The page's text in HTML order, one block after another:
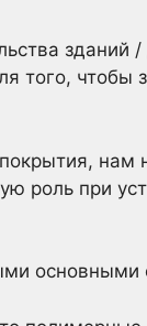
того, чтобы
нам
роль при
основными